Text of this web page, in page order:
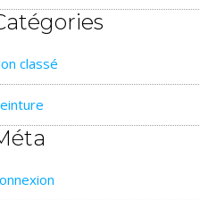
classé